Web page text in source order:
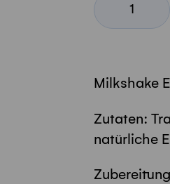
Milkshake
Zutaten:
natürliche